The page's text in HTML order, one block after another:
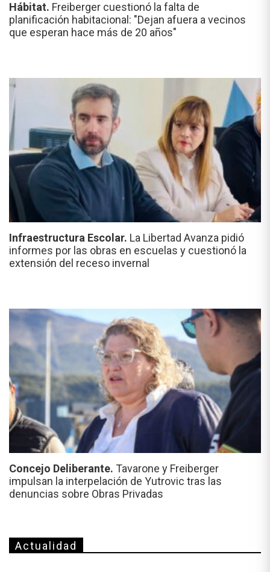
Hábitat. Freiberger cuestionó la falta de
planificación habitacional: "Dejan afuera a vecinos
que esperan hace más de 20 años"
Infraestructura Escolar. La Libertad Avanza pidió
informes por las obras en escuelas y cuestionó la
extensión del receso invernal
Concejo Deliberante. Tavarone y Freiberger
impulsan la interpelación de Yutrovic tras las
denuncias sobre Obras Privadas
Actualidad